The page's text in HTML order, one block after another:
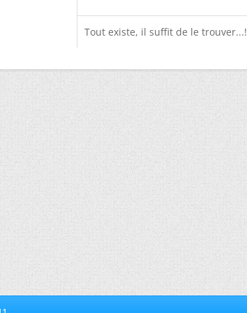
Tout existe, il suffit de le trouver...!